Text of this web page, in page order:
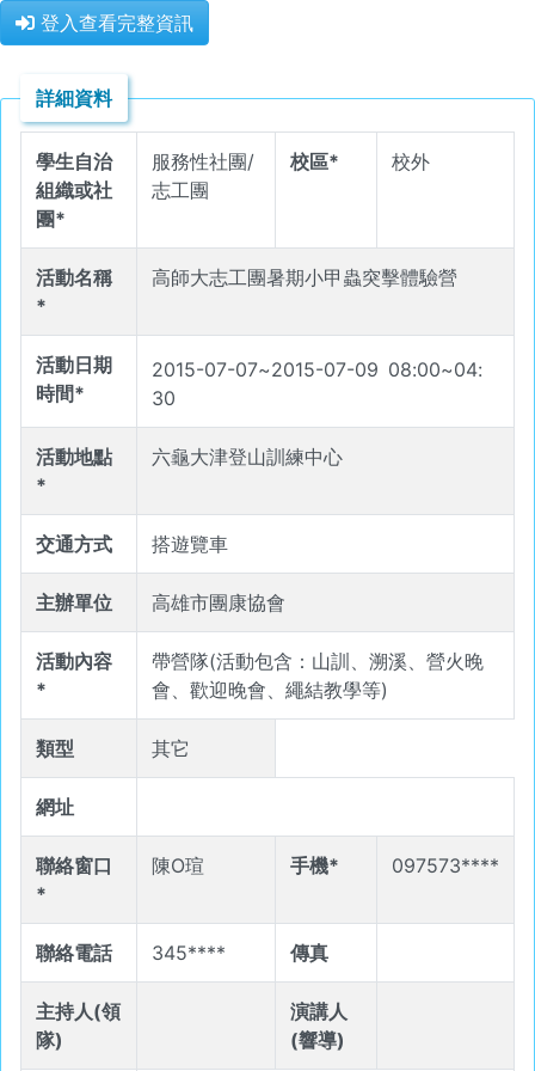
登入查看完整資訊
詳細資料
學生自治
組織或社
團*
服務性社團/
志工團
校區* 校外
活動名稱
*
高師大志工團暑期小甲蟲突擊體驗營
活動日期
時間*
2015-07-07~2015-07-09 08:00~04:
30
活動地點
*
六龜大津登山訓練中心
交通方式 搭遊覽車
主辦單位 高雄市團康協會
活動內容
*
帶營隊(活動包含：山訓、溯溪、營火晚
會、歡迎晚會、繩結教學等)
類型 其它
網址
聯絡窗口
*
陳O瑄 手機* 097573****
聯絡電話 345**** 傳真
主持人(領
隊)
演講人
(響導)